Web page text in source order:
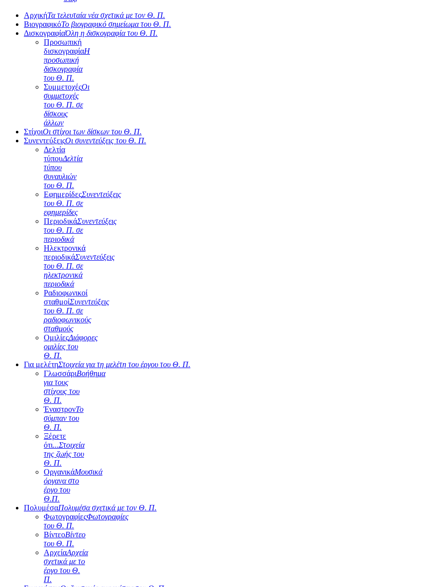
ΑρχικήΤα τελευταία νέα σχετικά με τον Θ. Π.
ΒιογραφικόΤο βιογραφικό σημείωμα του Θ. Π.
ΔισκογραφίαΌλη η δισκογραφία του Θ. Π.
Προσωπική
δισκογραφίαΗ
προσωπική
δισκογραφία
του Θ. Π.
ΣυμμετοχέςΟι
συμμετοχές
του Θ. Π. σε
δίσκους
άλλων
ΣτίχοιΟι στίχοι των δίσκων του Θ. Π.
ΣυνεντεύξειςΟι συνεντεύξεις του Θ. Π.
Δελτία
τύπουΔελτία
τύπου
συναυλιών
του Θ. Π.
ΕφημερίδεςΣυνεντεύξεις
του Θ. Π. σε
εφημερίδες
ΠεριοδικάΣυνεντεύξεις
του Θ. Π. σε
περιοδικά
Ηλεκτρονικά
περιοδικάΣυνεντεύξεις
του Θ. Π. σε
ηλεκτρονικά
περιοδικά
Ραδιοφωνικοί
σταθμοίΣυνεντεύξεις
του Θ. Π. σε
ραδιοφωνικούς
σταθμούς
ΟμιλίεςΔιάφορες
ομιλίες του
Θ. Π.
Για μελέτηΣτοιχεία για τη μελέτη του έργου του Θ. Π.
ΓλωσσάριΒοήθημα
για τους
στίχους του
Θ. Π.
ΈναστρονΤο
σύμπαν του
Θ. Π.
Ξέρετε
ότι...Στοιχεία
της ζωής του
Θ. Π.
ΟργανικάΜουσικά
όργανα στο
έργο του
Θ.Π.
ΠολυμέσαΠολυμέσα σχετικά με τον Θ. Π.
ΦωτογραφίεςΦωτογραφίες
του Θ. Π.
ΒίντεοΒίντεο
του Θ. Π.
ΑρχείαΑρχεία
σχετικά με το
έργο του Θ.
Π.